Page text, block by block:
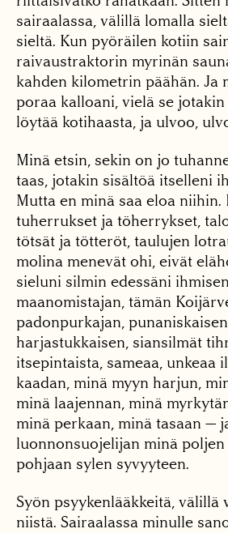
sairaalassa, vä­lillä lomalla
sieltä. Kun pyöräilen kotiin
raivaustraktorin myrinän
kahden kilometrin päähän. Ja
poraa kalloa­ni, vielä se
löytää kotihaasta, ja ulvoo,
Minä etsin, sekin on jo
taas, jotakin sisältöä itsel­leni
Mutta en minä saa eloa niihin.
tuherrukset ja töherrykset,
tötsät ja tötteröt, taulujen
molina menevät ohi, eivät
sieluni sil­min edessäni
maanomistajan, tämän
padonpurkajan,
harjastukkaisen, siansilmät
itsepintaista, sa­meaa, unkeaa
kaadan, minä myyn harjun,
minä laajennan, minä
minä perkaan, minä tasaan —
luonnonsuojelijan minä
pohjaan sylen syvyyteen.
Syön psyykenlääkkeitä, välillä
niis­tä. Sairaalassa minulle